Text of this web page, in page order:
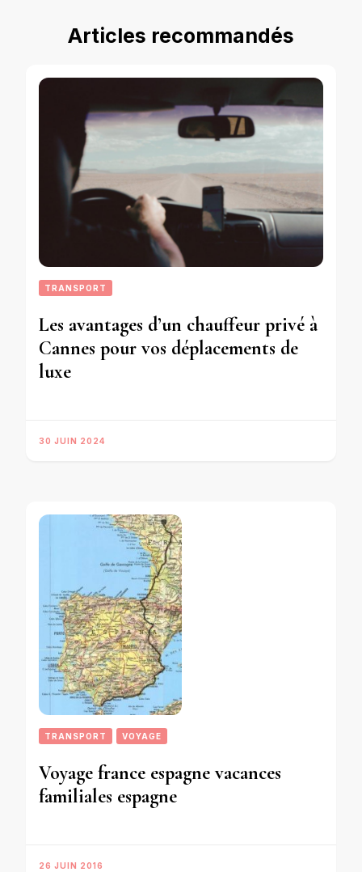
Articles recommandés
TRANSPORT
Les avantages d’un chauffeur privé à
Cannes pour vos déplacements de
luxe
30 JUIN 2024
TRANSPORT VOYAGE
Voyage france espagne vacances
familiales espagne
26 JUIN 2016